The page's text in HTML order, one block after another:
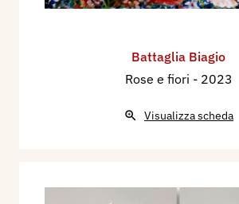
Battaglia Biagio
Rose e fiori - 2023
Visualizza scheda